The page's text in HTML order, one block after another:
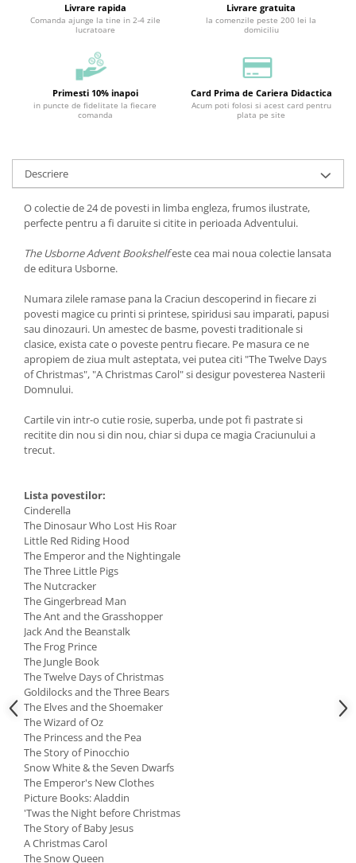
Livrare rapida
Comanda ajunge la tine in 2-4 zile
lucratoare
Livrare gratuita
la comenzile peste 200 lei la
domiciliu
Primesti 10% inapoi
in puncte de fidelitate la fiecare
comanda
Card Prima de Cariera Didactica
Acum poti folosi si acest card pentru
plata pe site
Descriere
O colectie de 24 de povesti in limba engleza, frumos ilustrate,
perfecte pentru a fi daruite si citite in perioada Adventului.
The Usborne Advent Bookshelfeste cea mai noua colectie lansata
de editura Usborne.
Numara zilele ramase pana la Craciun descoperind in fiecare zi
povesti magice cu printi si printese, spiridusi sau imparati, papusi
sau dinozauri. Un amestec de basme, povesti traditionale si
clasice, exista cate o poveste pentru fiecare. Pe masura ce ne
apropiem de ziua mult asteptata, vei putea citi "The Twelve Days
of Christmas", "A Christmas Carol" si desigur povesterea Nasterii
Domnului.
Cartile vin intr-o cutie rosie, superba, unde pot fi pastrate si
recitite din nou si din nou, chiar si dupa ce magia Craciunului a
trecut.
Lista povestilor:
Cinderella
The Dinosaur Who Lost His Roar
Little Red Riding Hood
The Emperor and the Nightingale
The Three Little Pigs
The Nutcracker
The Gingerbread Man
The Ant and the Grasshopper
Jack And the Beanstalk
The Frog Prince
The Jungle Book
The Twelve Days of Christmas
Goldilocks and the Three Bears
The Elves and the Shoemaker
The Wizard of Oz
The Princess and the Pea
The Story of Pinocchio
Snow White & the Seven Dwarfs
The Emperor's New Clothes
Picture Books: Aladdin
'Twas the Night before Christmas
The Story of Baby Jesus
A Christmas Carol
The Snow Queen